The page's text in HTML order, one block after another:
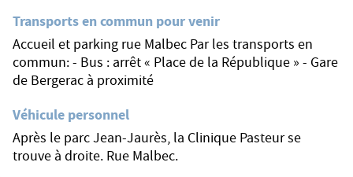
Transports en commun pour venir
Accueil et parking rue Malbec Par les transports en
commun: - Bus : arrêt « Place de la République » - Gare
de Bergerac à proximité
Véhicule personnel
Après le parc Jean-Jaurès, la Clinique Pasteur se
trouve à droite. Rue Malbec.